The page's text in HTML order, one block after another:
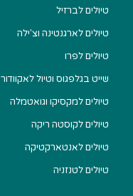
טיולים לברזיל
טיולים לארגנטינה וצ'ילה
טיולים לפרו
שייט בגלפגוס וטיול לאקוודור
טיולים למקסיקו וגואטמלה
טיולים לקוסטה ריקה
טיולים לאנטארקטיקה
טיולים לטנזניה